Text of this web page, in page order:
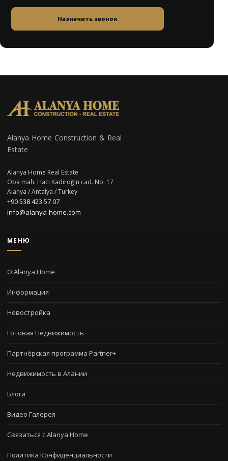
Назначить звонок
Alanya Home Construction & Real
Estate
Alanya Home Real Estate
Oba mah. Hacı Kadiroğlu cad. No: 17
Alanya / Antalya / Turkey
+90 538 423 57 07
info@alanya-home.com
МЕНЮ
О Alanya Home
Информация
Новостройка
Готовая Недвижимость
Партнёрская программа Partner+
Недвижимость в Алании
Блоги
Видео Галерея
Связаться с Alanya Home
Политика Конфиденциальности